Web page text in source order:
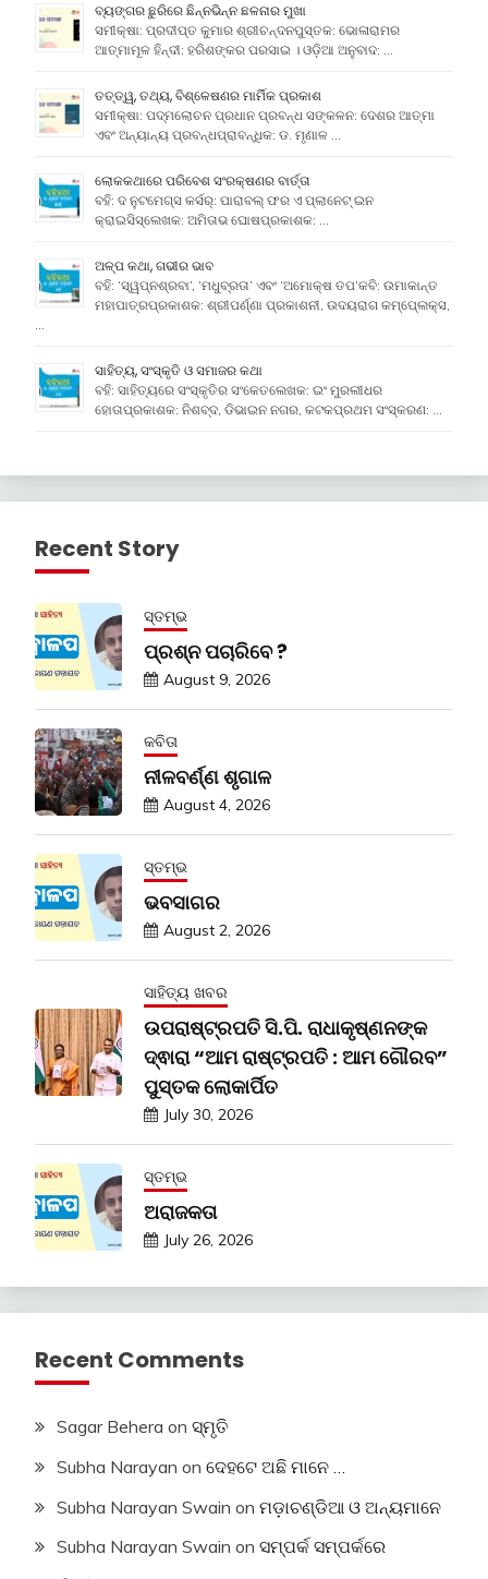
ବ୍ୟଙ୍ଗର ଛୁରିରେ ଛିନ୍ନଭିନ୍ନ ଛଳନାର ମୁଖା
ସମୀକ୍ଷା: ପ୍ରଦୀପ୍ତ କୁମାର ଶ୍ରୀଚନ୍ଦନପୁସ୍ତକ: ଭୋଳାରାମର
ଆତ୍ମାମୂଳ ହିନ୍ଦୀ: ହରିଶଙ୍କର ପରସାଇ । ଓଡ଼ିଆ ଅନୁବାଦ: …
ତତ୍ତ୍ୱ, ତଥ୍ୟ, ବିଶ୍ଳେଷଣର ମାର୍ମିକ ପ୍ରକାଶ
ସମୀକ୍ଷା: ପଦ୍ମଲୋଚନ ପ୍ରଧାନ ପ୍ରବନ୍ଧ ସଙ୍କଳନ: ଦେଶର ଆତ୍ମା
ଏବଂ ଅନ୍ୟାନ୍ୟ ପ୍ରବନ୍ଧପ୍ରାବନ୍ଧିକ: ଡ. ମୃଣାଳ …
ଲୋକକଥାରେ ପରିବେଶ ସଂରକ୍ଷଣର ବାର୍ତ୍ତା
ବହି: ଦ ନୁଟମେଗ୍ସ କର୍ସର୍: ପାରାବଲ୍ ଫର ଏ ପ୍ଲାନେଟ୍ ଇନ
କ୍ରାଇସିସ୍ଲେଖକ: ଅମିତାଭ ଘୋଷପ୍ରକାଶକ: …
ଅଳ୍ପ କଥା, ଗଭୀର ଭାବ
ବହି: ‘ସ୍ୱପ୍ନଶ୍ରବା’, ‘ମଧୁବ୍ରତା’ ଏବଂ ‘ଅମୋକ୍ଷ ତପ’କବି: ଉମାକାନ୍ତ
ମହାପାତ୍ରପ୍ରକାଶକ: ଶ୍ରୀପର୍ଣ୍ଣା ପ୍ରକାଶନୀ, ଉଦୟରାଗ କମ୍ପେ୍ଲକ୍ସ,
…
ସାହିତ୍ୟ, ସଂସ୍କୃତି ଓ ସମାଜର କଥା
ବହି: ସାହିତ୍ୟରେ ସଂସ୍କୃତିର ସଂକେତଲେଖକ: ଇଂ ମୁରଲୀଧର
ହୋତାପ୍ରକାଶକ: ନିଶବ୍ଦ, ଡିଭାଇନ ନଗର, କଟକପ୍ରଥମ ସଂସ୍କରଣ: …
Recent Story
ସ୍ତମ୍ଭ
ପ୍ରଶ୍ନ ପଚାରିବେ ?
August 9, 2026
କବିତା
ନୀଳବର୍ଣ୍ଣ ଶୃଗାଳ
August 4, 2026
ସ୍ତମ୍ଭ
ଭବସାଗର
August 2, 2026
ସାହିତ୍ୟ ଖବର
ଉପରାଷ୍ଟ୍ରପତି ସି.ପି. ରାଧାକୃଷ୍ଣନଙ୍କ
ଦ୍ଵାରା “ଆମ ରାଷ୍ଟ୍ରପତି : ଆମ ଗୌରବ”
ପୁସ୍ତକ ଲୋକାର୍ପିତ
July 30, 2026
ସ୍ତମ୍ଭ
ଅରାଜକତା
July 26, 2026
Recent Comments
Sagar Behera on ସ୍ମୃତି
Subha Narayan on ଦେହଟେ ଅଛି ମାନେ …
Subha Narayan Swain on ମଡ଼ାଚଣ୍ଡିଆ ଓ ଅନ୍ୟମାନେ
Subha Narayan Swain on ସମ୍ପର୍କ ସମ୍ପର୍କରେ